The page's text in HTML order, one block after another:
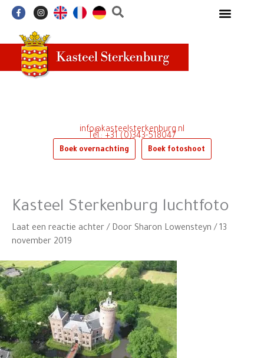
inhoud
F
a
b
o
o
k
-
I
n
a
g
r
a
m
Boek overnachting Boek fotoshoot
Tel.: +31 (0)343-518047
info@kasteelsterkenburg.nl
Kasteel Sterkenburg luchtfoto
Laat een reactie achter / Door Sharon Lowensteyn / 13
november 2019